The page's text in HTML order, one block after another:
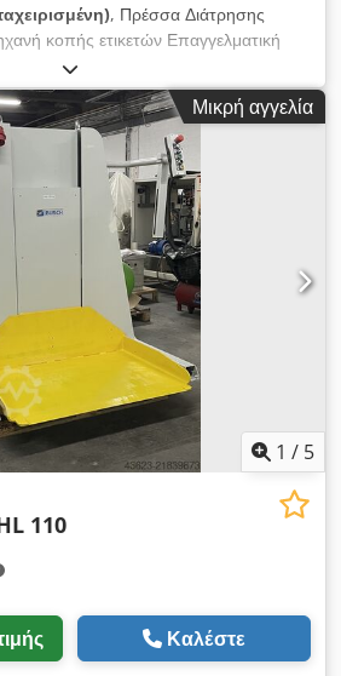
, Πρέσσα Διάτρησης
κοπής ετικετών Επαγγελματική
στη Γερμανία. Csdpfxezlgf Is Ap Ijrf
για λειτουργία. Η Busch είναι
μηχανών ετικετοποίησης και
χωρίς εμφανή σημάδια
Μέγ. μέγεθος: 330x380mm
Κύκλοι: 8/λεπτό Διαδρομή
400.000 φύλλα/ώρα
Βάρος: 2600 kg Η μηχανή διαθέτει
Προστατευτικά καλύμματα,
λειτουργία, και γρήγορα
με μανιβέλα. Ρύθμιση γωνίας
ρύθμιση διαδρομής εμβόλου και
τροφοδοσίας ρυθμιζόμενο σε
τρόποι λειτουργίας: αυτόματος και
ουράς στην παράδοση. Εργαλειοθήκη,
αποβλήτων σε δοχείο.
Μικρή αγγελία
1 / 5
110
Καλέστε